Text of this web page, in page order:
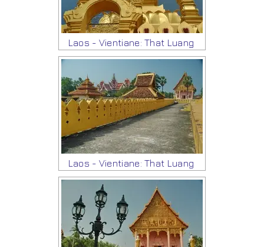
Laos - Vientiane: That Luang
Laos - Vientiane: That Luang